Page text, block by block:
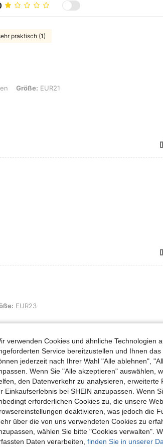
praktisch (1)
EUR21Größe: EUR21
EUR23
Bewertungen Ansehen
verwenden Cookies und ähnliche Technologien
Service bereitzustellen und Ihnen
jederzeit nach Ihrer Wahl "Alle ablehnen",
Wenn Sie "Alle akzeptieren" auswählen,
den Datenverkehr zu analysieren,
Einkaufserlebnis bei SHEIN anzupassen. Wenn
erforderlichen Cookies zu, die unsere
deaktivieren, was jedoch die
über die von uns verwendeten Cookies zu
wählen Sie bitte "Cookies verwalten".
Daten verarbeiten, finden Sie in unserer